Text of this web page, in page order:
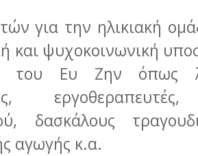
για την ηλικιακή
και ψυχοκοινωνική
του Ευ Ζην όπως
δασκάλους
αγωγής κ.α.